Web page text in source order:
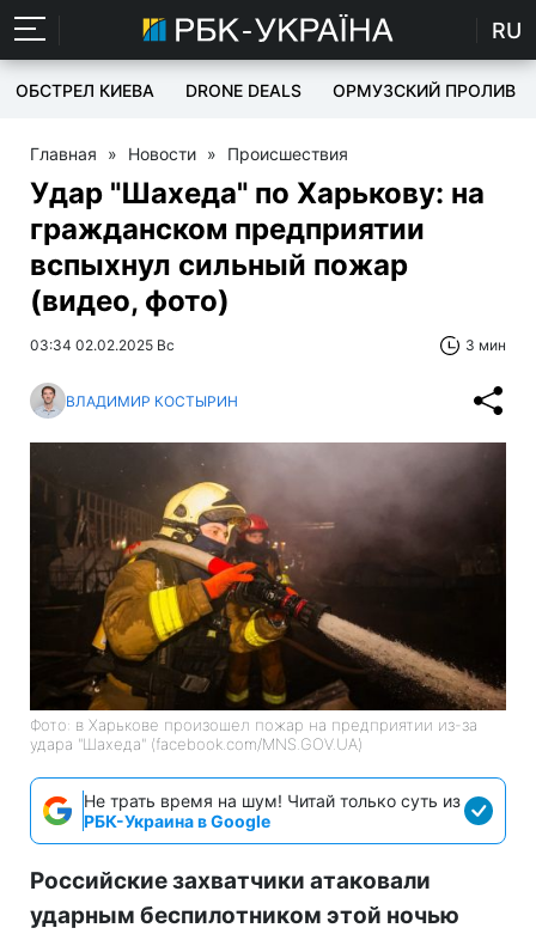
RU
ОБСТРЕЛ КИЕВА DRONE DEALS ОРМУЗСКИЙ ПРОЛИВ
Главная » Новости » Происшествия
Удар "Шахеда" по Харькову: на
гражданском предприятии
вспыхнул сильный пожар
(видео, фото)
03:34 02.02.2025 Вс 3 мин
ВЛАДИМИР КОСТЫРИН
Фото: в Харькове произошел пожар на предприятии из-за
удара "Шахеда" (facebook.com/MNS.GOV.UA)
Не трать время на шум! Читай только суть из
РБК-Украина в Google
Российские захватчики атаковали
ударным беспилотником этой ночью